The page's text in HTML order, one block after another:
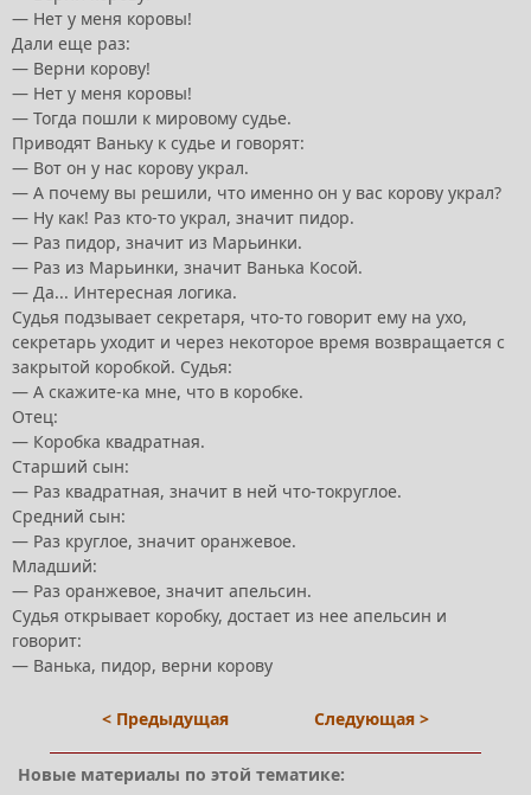
— Нет у меня коровы!
Дали еще раз:
— Верни корову!
— Нет у меня коровы!
— Тогда пошли к мировому судье.
Приводят Ваньку к судье и говорят:
— Вот он у нас корову украл.
— А почему вы решили, что именно он у вас корову украл?
— Ну как! Раз кто-то украл, значит пидор.
— Раз пидор, значит из Марьинки.
— Раз из Марьинки, значит Ванька Косой.
— Да... Интересная логика.
Судья подзывает секретаря, что-то говорит ему на ухо,
секретарь уходит и через некоторое время возвращается с
закрытой коробкой. Судья:
— А скажите-ка мне, что в коробке.
Отец:
— Коробка квадратная.
Старший сын:
— Раз квадратная, значит в ней что-токруглое.
Средний сын:
— Раз круглое, значит оранжевое.
Младший:
— Раз оранжевое, значит апельсин.
Судья открывает коробку, достает из нее апельсин и
говорит:
— Ванька, пидор, верни корову
< Предыдущая Следующая >
Новые материалы по этой тематике: